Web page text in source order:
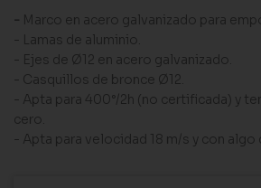
- Marco en acero galvanizado para
- Lamas de aluminio.
- Ejes de Ø12 en acero galvanizado.
- Casquillos de bronce Ø12.
- Apta para 400°/2h (no certificada) y
cero.
- Apta para velocidad 18 m/s y con algo